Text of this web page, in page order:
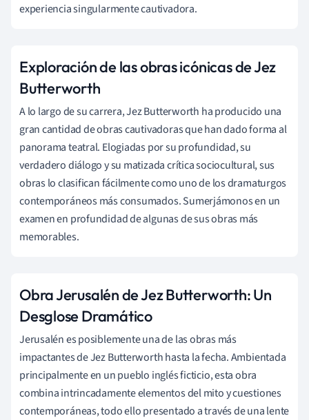
experiencia singularmente cautivadora.
Exploración de las obras icónicas de Jez
Butterworth
A lo largo de su carrera, Jez Butterworth ha producido una
gran cantidad de obras cautivadoras que han dado forma al
panorama teatral. Elogiadas por su profundidad, su
verdadero diálogo y su matizada crítica sociocultural, sus
obras lo clasifican fácilmente como uno de los dramaturgos
contemporáneos más consumados. Sumerjámonos en un
examen en profundidad de algunas de sus obras más
memorables.
Obra Jerusalén de Jez Butterworth: Un
Desglose Dramático
Jerusalén es posiblemente una de las obras más
impactantes de Jez Butterworth hasta la fecha. Ambientada
principalmente en un pueblo inglés ficticio, esta obra
combina intrincadamente elementos del mito y cuestiones
contemporáneas, todo ello presentado a través de una lente